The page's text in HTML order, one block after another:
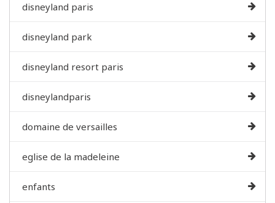
disneyland paris
disneyland park
disneyland resort paris
disneylandparis
domaine de versailles
eglise de la madeleine
enfants